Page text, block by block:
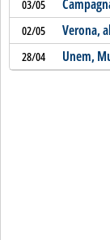
03/05
02/05 Verona,
28/04 Unem,